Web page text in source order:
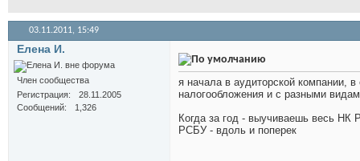
03.11.2011, 15:49
Елена И.
Член сообщества
Регистрация
28.11.2005
Сообщений
1,326
я начала в аудиторской компании,
налогообложения и с разными
Когда за год - выучиваешь весь
РСБУ - вдоль и поперек